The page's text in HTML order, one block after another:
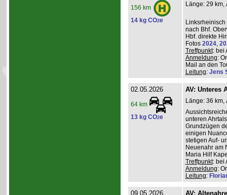
156 km
14 kg CO2e
Länge: 29 km,
nach Bhf.
Hbf. direkte
Fotos 2024,
Treffpunkt: bei
Anmeldung:
Mail an den
Leitung: Jens
02.05.2026
64 km
13 kg CO2e
AV: Unteres
Länge: 36 km,
unteren
Grundzügen
einigen
stetigen Auf-
Neuenahr am
Maria Hilf
Treffpunkt: bei
Anmeldung:
Leitung:
09.05.2026 AV: